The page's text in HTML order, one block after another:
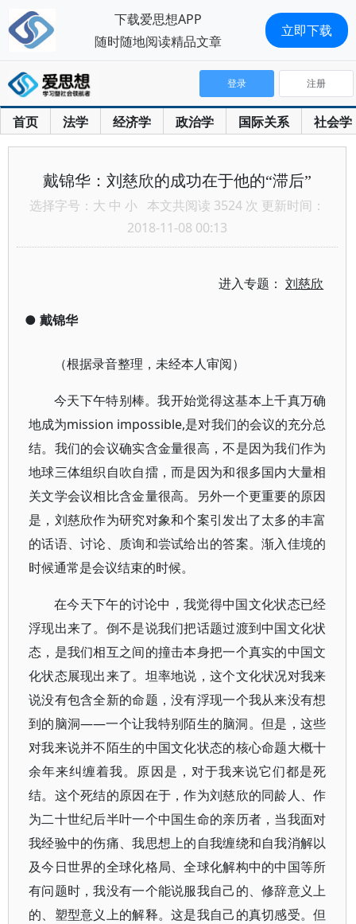
首页 法学 经济学 政治学 国际关系 社会学
登录 注册
戴锦华：刘慈欣的成功在于他的“滞后”
选择字号： 大 中 小 本文共阅读 3524 次 更新时间：
2018-11-08 00:13
进入专题：刘慈欣
● 戴锦华
（根据录音整理，未经本人审阅）
今天下午特别棒。我开始觉得这基本上千真万确
地成为mission impossible,是对我们的会议的充分总
结。我们的会议确实含金量很高，不是因为我们作为
地球三体组织自吹自擂，而是因为和很多国内大量相
关文学会议相比含金量很高。另外一个更重要的原因
是，刘慈欣作为研究对象和个案引发出了太多的丰富
的话语、讨论、质询和尝试给出的答案。渐入佳境的
时候通常是会议结束的时候。
在今天下午的讨论中，我觉得中国文化状态已经
浮现出来了。倒不是说我们把话题过渡到中国文化状
态，是我们相互之间的撞击本身把一个真实的中国文
化状态展现出来了。坦率地说，这个文化状况对我来
说没有包含全新的命题，没有浮现一个我从来没有想
到的脑洞——一个让我特别陌生的脑洞。但是，这些
对我来说并不陌生的中国文化状态的核心命题大概十
余年来纠缠着我。原因是，对于我来说它们都是死
结。这个死结的原因在于，作为刘慈欣的同龄人、作
为二十世纪后半叶一个中国生命的亲历者，当我面对
我经验中的伤痛、我思想上的自我缠绕和自我消解以
及今日世界的全球化格局、全球化解构中的中国等所
有问题时，我没有一个能说服我自己的、修辞意义上
的、塑型意义上的解释。这是我自己的真切感受。但
下载爱思想APP
随时随地阅读精品文章
立即下载